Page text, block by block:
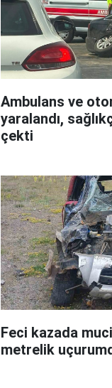
Ambulans ve
yaralandı,
çekti
Feci kazada
metrelik